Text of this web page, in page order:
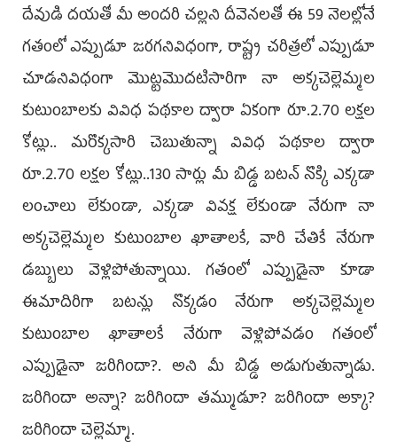
దేవుడి దయతో మీ అందరి చల్లని దీవెనలతో ఈ 59 నెలల్లోనే
గతంలో ఎప్పుడూ జరగనివిధంగా, రాష్ట్ర చరిత్రలో ఎప్పుడూ
చూడనివిధంగా మొట్టమొదటిసారిగా నా అక్కచెల్లెమ్మల
కుటుంబాలకు వివిధ పథకాల ద్వారా ఏకంగా రూ.2.70 లక్షల
కోట్లు.. మరొక్కసారి చెబుతున్నా వివిధ పథకాల ద్వారా
రూ.2.70 లక్షల కోట్లు..130 సార్లు మీ బిడ్డ బటన్ నొక్కి ఎక్కడా
లంచాలు లేకుండా, ఎక్కడా వివక్ష లేకుండా నేరుగా నా
అక్కచెల్లెమ్మల కుటుంబాల ఖాతాలకే, వారి చేతికే నేరుగా
డబ్బులు వెళ్లిపోతున్నాయి. గతంలో ఎప్పుడైనా కూడా
ఈమాదిరిగా బటన్లు నొక్కడం నేరుగా అక్కచెల్లెమ్మల
కుటుంబాల ఖాతాలకే నేరుగా వెళ్లిపోవడం గతంలో
ఎప్పుడైనా జరిగిందా?. అని మీ బిడ్డ అడుగుతున్నాడు.
జరిగిందా అన్నా? జరిగిందా తమ్ముడూ? జరిగిందా అక్కా?
జరిగిందా చెల్లెమ్మా.